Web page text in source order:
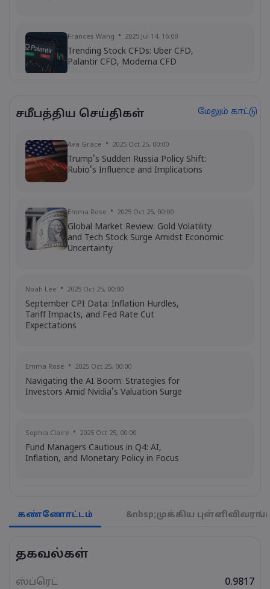
Frances Wang 2025 Jul 14, 16:00
Trending Stock CFDs: Uber CFD,
Palantir CFD, Moderna CFD
Emma Rose 2025 Jul 03, 08:35
Apollo Global Management's Outlook
Ava Grace
Cut Timing - News in a New Way
சமீபத்திய செய்திகள் மேலும் காட்டு
Ava Grace 2025 Oct 25, 00:00
Trump's Sudden Russia Policy Shift:
Rubio's Influence and Implications
Emma Rose 2025 Oct 25, 00:00
Global Market Review: Gold Volatility
and Tech Stock Surge Amidst Economic
Uncertainty
Noah Lee 2025 Oct 25, 00:00
September CPI Data: Inflation Hurdles,
Tariff Impacts, and Fed Rate Cut
Expectations
Emma Rose 2025 Oct 25, 00:00
Navigating the AI Boom: Strategies for
Investors Amid Nvidia's Valuation Surge
Sophia Claire 2025 Oct 25, 00:00
Fund Managers Cautious in Q4: AI,
Inflation, and Monetary Policy in Focus
US Government Shutdown Threatens
October Inflation Data Release
US-EU Relations: Russia Sanctions Unite
கண்ணோட்டம் &nbsp;முக்கிய
தகவல்கள்
ஸ்ப்ரெட் 0.9817